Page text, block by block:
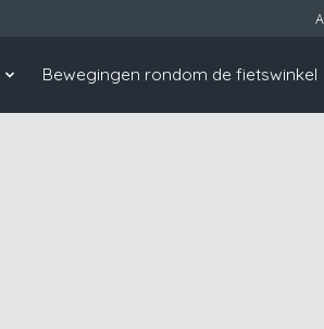
Bewegingen rondom de fietswinkel